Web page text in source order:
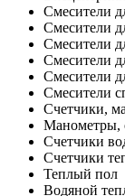
Смесители
Смесители
Смесители
Смесители
Смесители
Смесители
Счетчики,
Манометры,
Счетчики
Счетчики
Теплый пол
Водяной